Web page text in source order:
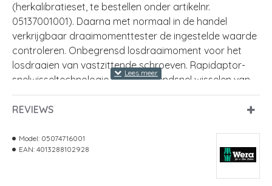
(herkalibratieset, te bestellen onder artikelnr.
05137001001). Daarna met normaal in de handel
verkrijgbaar draaimomenttester de ingestelde waarde
controleren. Onbegrensd losdraaimoment voor het
losdraaien van vastzittende schroeven. Rapidaptor-
snelwisseltechnologie maakt razendsnel wisselen van
bit mogelijk. Geschikt voor bits met 1/4" buitenzeskant-
aandrijving conform DIN ISO 1173-C 6,3 en E 6,3 (ISO
geïntegreerde harde en zachte delen voor een hoge
werksnelheid en bescherming van de handen.
REVIEWS
Model: 05074716001
EAN: 4013288102928